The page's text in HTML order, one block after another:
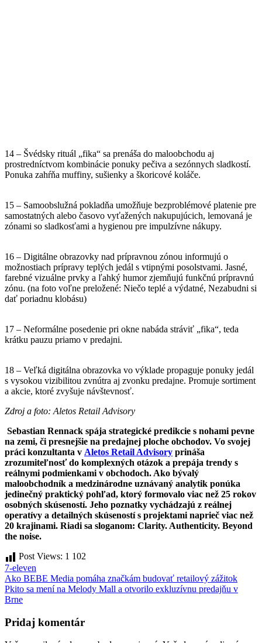
14 – Švédsky rituál „fika“ sa prenáša do maloobchodu aj
prostredníctvom kombinácie ponuky pečiva a sezónnych sladkostí.
Ponuka zahŕňa muffiny, sušienky a škoricové koláče.
15 – Samoobslužná pokladňa umožňuje bezproblémové platenie pre
samostatných alebo časovo vyťažených nakupujúcich, lemovaná je
zónami so sladkosťami a hygienou pre impulzívne nákupy.
16 – Digitálne obrazovky nad prípravnou zónou informujú o
možnostiach prípravy teplých jedál s vtipnými posolstvami. Jasné,
farebné vizuálne prvky a ľahký humor zjemňujú funkčnú prípravnú
zónu. (na foto voľne preložené: Niečo teplé a výdatné, Nezabudni si
dať poriadnu klobásu)
17 – Neformálne posedenie pri okne nabáda stráviť „fika“, teda
krátku pauzu priamo v predajni.
18 – Veľká digitálna obrazovka vo výklade propaguje ponuky jedál
s vysokou vizibilitou zvnútra aj zvonku predajne. Promuje sortiment
a akcie, ktoré zvyšuje návštevnosť.
Zdroj a foto: Aletos Retail Advisory
Sebastian Rennack spája strategické predikcie s nohami pevne
na zemi, či presnejšie na predajnej ploche obchodov. Vo svojej
práci konzultanta v Aletos Retail Advisory prináša
zrozumiteľnosť do komplexných otázok a prepája trendy s
reálnymi podmienkami v obchodoch. Ako bývalý
maloobchodník a medzinárodne uznávaný analytik ponúka
jedinečný praktický pohľad, ktorý formovalo viac než 25 rokov
osobných skúseností. Jeho poznatky vychádzajú z reálnej
operatívy a detailných skúseností s projektami naprieč viac než
20 krajinami. Riadi sa sloganom: Clarity. Authenticity. Beyond
the noise.
Post Views: 1 102
7-eleven
Navigácia
v
Ako BEBE Media pomáha značkám budovať retailový zážitok
Pkito sa mení na Melody Mall a otvorilo exkluzívnu predajňu v
Brne
Pridaj komentár